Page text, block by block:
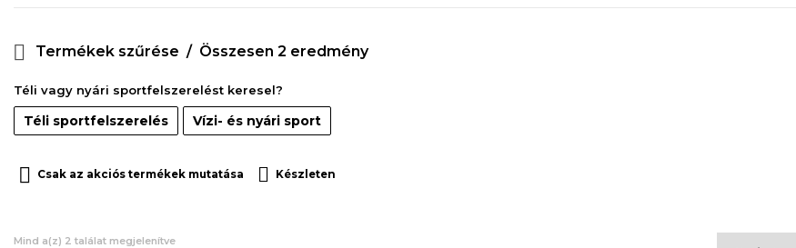
Termékek szűrése Összesen 2 eredmény
Téli vagy nyári sportfelszerelést keresel?
Téli sportfelszerelés Vízi- és nyári sport
Csak az akciós termékek mutatása Készleten
Mind a(z) 2 találat megjelenítve